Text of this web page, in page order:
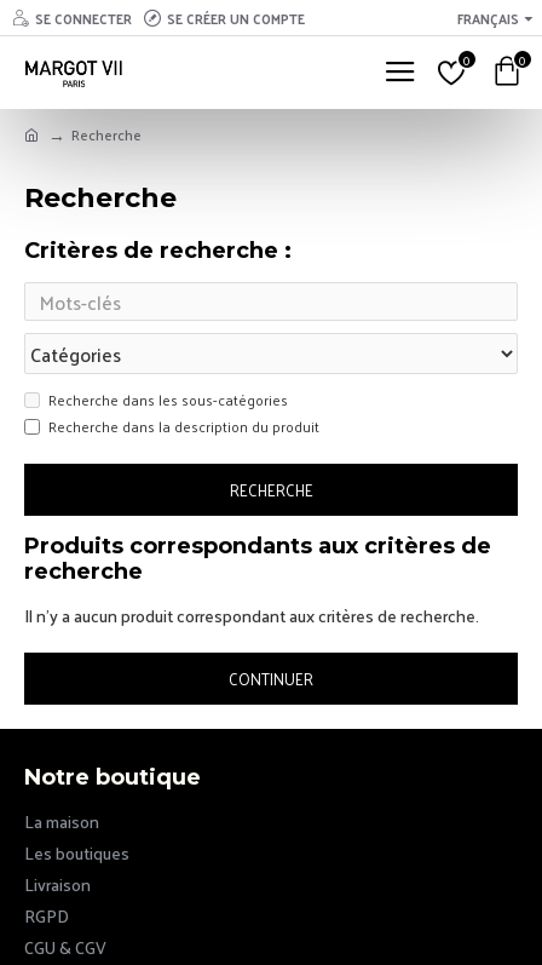
SE CONNECTER SE CRÉER UN COMPTE
FRANÇAIS
0
0
Recherche
Recherche
Critères de recherche :
Recherche dans les sous-catégories
Recherche dans la description du produit
RECHERCHE
Produits correspondants aux critères de
recherche
Il n’y a aucun produit correspondant aux critères de recherche.
CONTINUER
Notre boutique
La maison
Les boutiques
Livraison
RGPD
CGU & CGV